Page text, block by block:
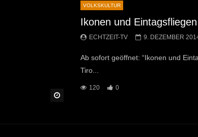
VOLKSKULTUR
Ikonen und Eintagsfliegen
ECHTZEIT-TV 9. DEZEMBER
Ab sofort geöffnet: “Ikonen und
Tiro...
120 0